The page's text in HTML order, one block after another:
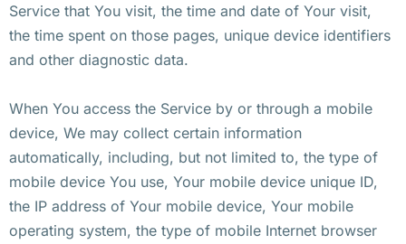
Service that You visit, the time and date of Your visit,
the time spent on those pages, unique device identifiers
and other diagnostic data.
When You access the Service by or through a mobile
device, We may collect certain information
automatically, including, but not limited to, the type of
mobile device You use, Your mobile device unique ID,
the IP address of Your mobile device, Your mobile
operating system, the type of mobile Internet browser